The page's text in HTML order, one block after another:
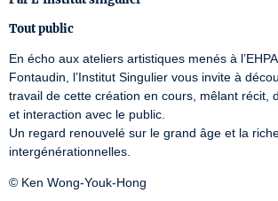
Tout public
En écho aux ateliers artistiques menés à
Fontaudin, l’Institut Singulier vous invite à
travail de cette création en cours, mêlant récit,
et interaction avec le public.
Un regard renouvelé sur le grand âge et la
intergénérationnelles.
© Ken Wong-Youk-Hong